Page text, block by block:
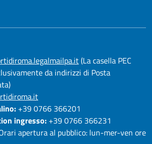
(La casella PEC
da indirizzi di Posta
+39 0766 366201
ingresso: +39 0766 366231
apertura al pubblico: lun-mer-ven ore